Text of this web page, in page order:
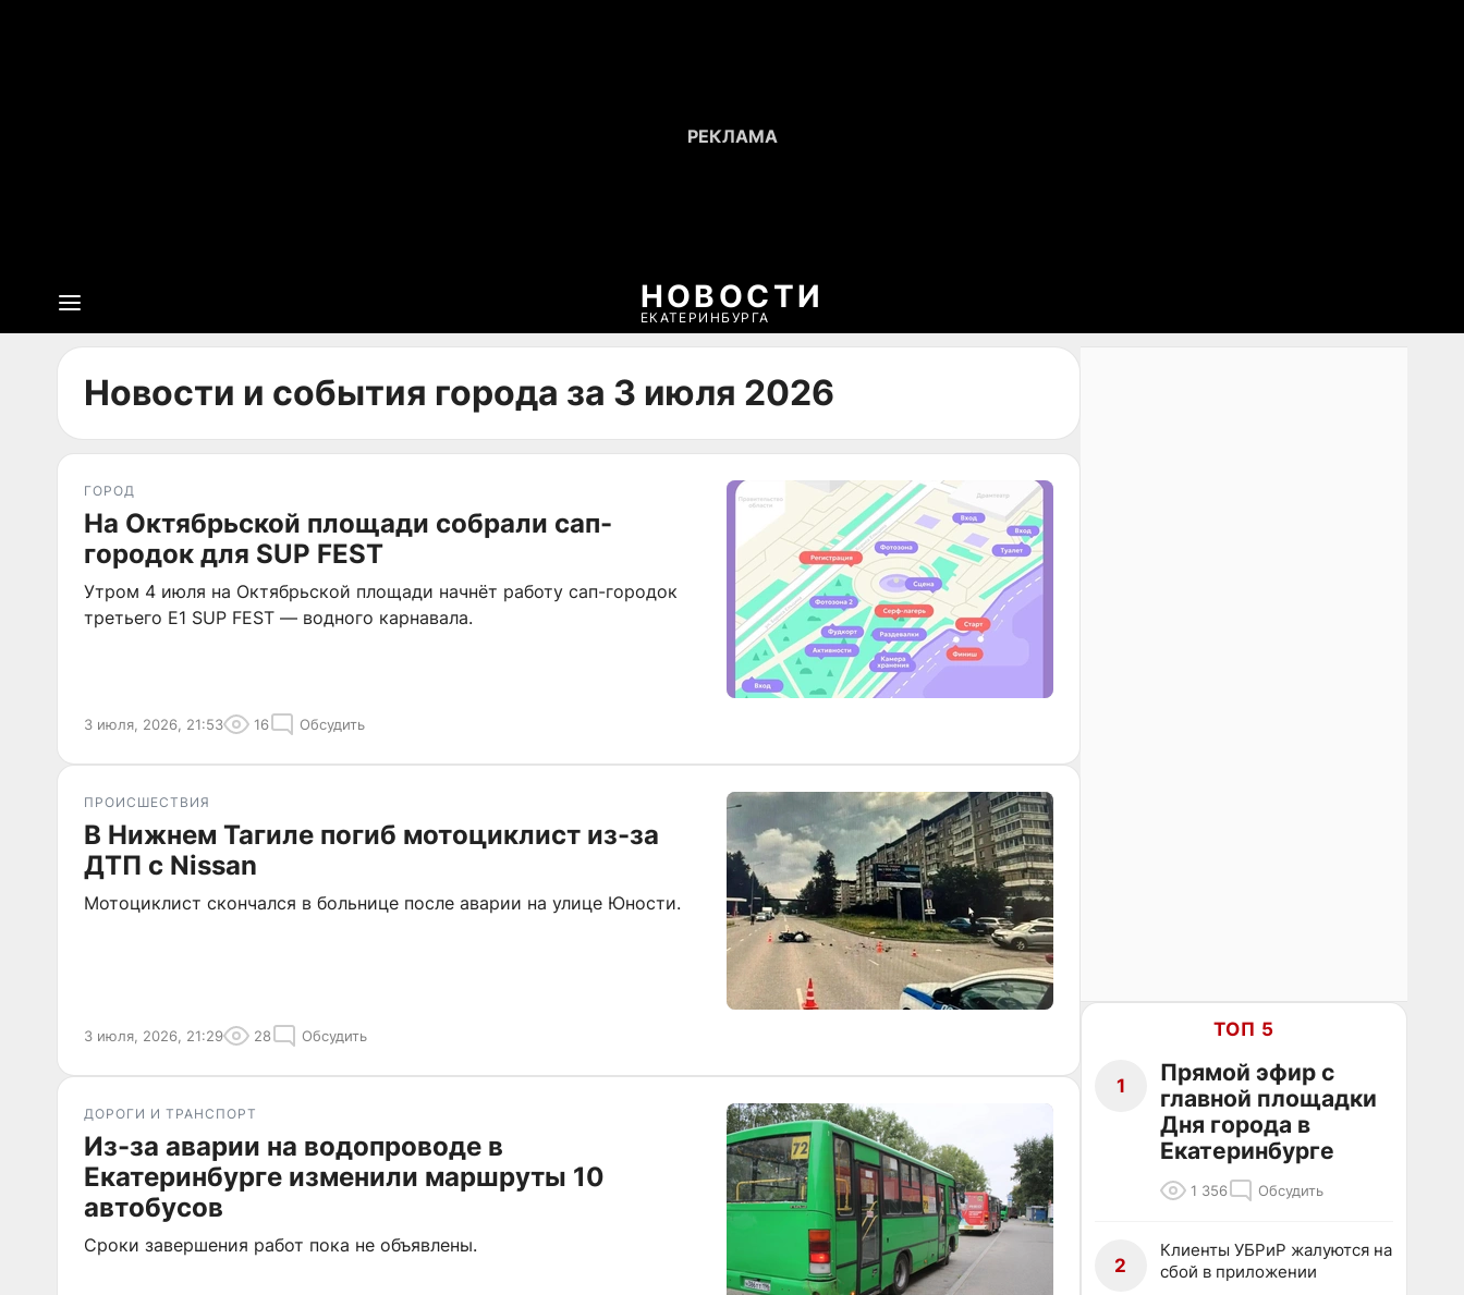
НОВОСТИ
ЕКАТЕРИНБУРГА
Новости и события города за 3 июля 2026
ГОРОД
На Октябрьской площади собрали сап-
городок для SUP FEST
Утром 4 июля на Октябрьской площади начнёт работу сап-городок
третьего E1 SUP FEST — водного карнавала.
3 июля, 2026, 21:53 16 Обсудить
ПРОИСШЕСТВИЯ
В Нижнем Тагиле погиб мотоциклист из-за
ДТП с Nissan
Мотоциклист скончался в больнице после аварии на улице Юности.
3 июля, 2026, 21:29 28 Обсудить
ДОРОГИ И ТРАНСПОРТ
Из-за аварии на водопроводе в
Екатеринбурге изменили маршруты 10
автобусов
Сроки завершения работ пока не объявлены.
ТОП 5
1
Прямой эфир с
главной площадки
Дня города в
Екатеринбурге
1 356 Обсудить
2
Клиенты УБРиР жалуются на
сбой в приложении